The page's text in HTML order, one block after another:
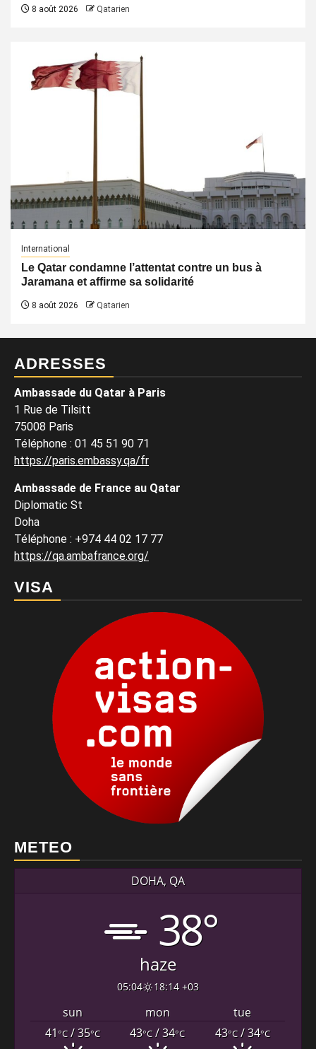
8 août 2026 Qatarien
International
Le Qatar condamne l’attentat contre un bus à
Jaramana et affirme sa solidarité
8 août 2026 Qatarien
ADRESSES
Ambassade du Qatar à Paris
1 Rue de Tilsitt
75008 Paris
Téléphone : 01 45 51 90 71
https://paris.embassy.qa/fr
Ambassade de France au Qatar
Diplomatic St
Doha
Téléphone : +974 44 02 17 77
https://qa.ambafrance.org/
VISA
METEO
DOHA, QA
38°
haze
05:04 18:14 +03
sun mon
tue
41°C/ 35°C 43°C/ 34°C 43°C/ 34°C